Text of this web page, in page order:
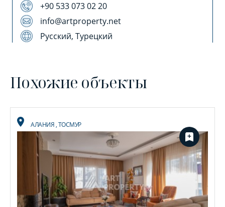
+90 533 073 02 20
info@artproperty.net
Русский, Турецкий
Похожие объекты
АЛАНИЯ,ТОСМУР